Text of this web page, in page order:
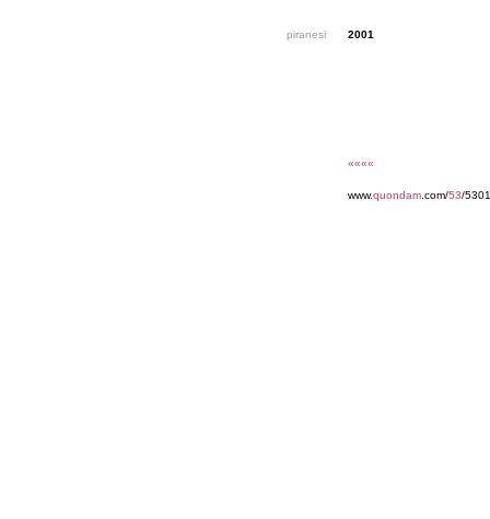
piranesi 2001
««««
www.quondam .com/53/